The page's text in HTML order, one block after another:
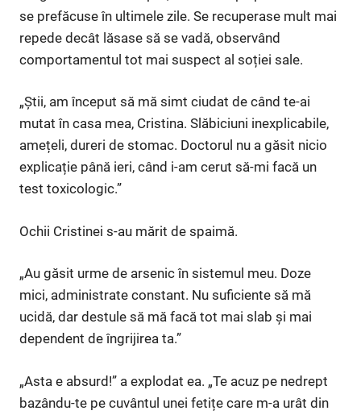
se prefăcuse în ultimele zile. Se recuperase mult mai
repede decât lăsase să se vadă, observând
comportamentul tot mai suspect al soției sale.
„Știi, am început să mă simt ciudat de când te-ai
mutat în casa mea, Cristina. Slăbiciuni inexplicabile,
amețeli, dureri de stomac. Doctorul nu a găsit nicio
explicație până ieri, când i-am cerut să-mi facă un
test toxicologic.”
Ochii Cristinei s-au mărit de spaimă.
„Au găsit urme de arsenic în sistemul meu. Doze
mici, administrate constant. Nu suficiente să mă
ucidă, dar destule să mă facă tot mai slab și mai
dependent de îngrijirea ta.”
„Asta e absurd!” a explodat ea. „Te acuz pe nedrept
bazându-te pe cuvântul unei fetițe care m-a urât din